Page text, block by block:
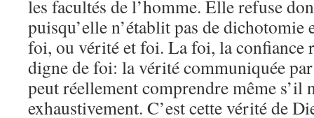
les facultés de l’homme. Elle refuse
puisqu’elle n’établit pas de dichotomie
foi, ou vérité et foi. La foi, la confiance
digne de foi: la vérité communiquée
peut réellement comprendre même s’il
exhaustivement. C’est cette vérité de